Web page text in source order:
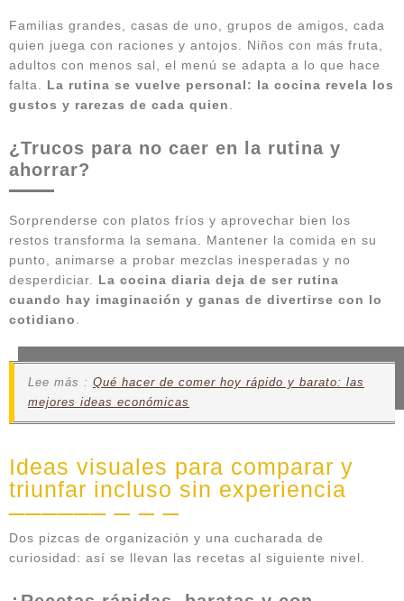
Familias grandes, casas de uno, grupos de amigos, cada
quien juega con raciones y antojos. Niños con más fruta,
adultos con menos sal, el menú se adapta a lo que hace
falta. La rutina se vuelve personal: la cocina revela los
gustos y rarezas de cada quien
¿Trucos para no caer en la rutina y
ahorrar?
Sorprenderse con platos fríos y aprovechar bien los
restos transforma la semana. Mantener la comida en su
punto, animarse a probar mezclas inesperadas y no
desperdiciar. La cocina diaria deja de ser rutina
cuando hay imaginación y ganas de divertirse con lo
cotidiano
Lee más : Qué hacer de comer hoy rápido y barato: las
mejores ideas económicas
Ideas visuales para comparar y
triunfar incluso sin experiencia
Dos pizcas de organización y una cucharada de
curiosidad: así se llevan las recetas al siguiente nivel.